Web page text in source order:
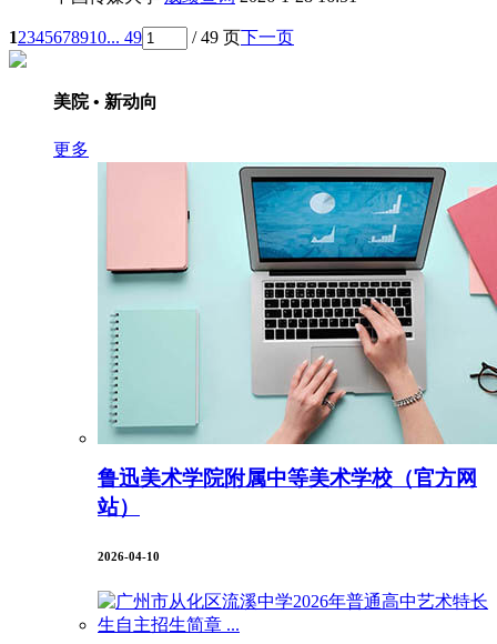
12345678910... 49 / 49 页下一页
美院 • 新动向
更多
鲁迅美术学院附属中等美术学校（官方网
站）
2026-04-10